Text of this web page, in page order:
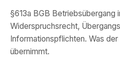
§613a BGB Betriebsübergang
Widerspruchsrecht,
Informationspflichten. Was
übernimmt.